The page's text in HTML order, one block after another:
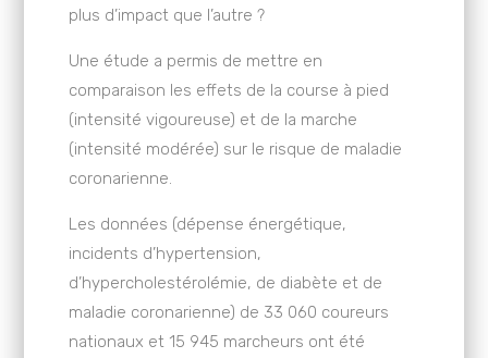
plus d’impact que l’autre ?
Une étude a permis de mettre en
comparaison les effets de la course à pied
(intensité vigoureuse) et de la marche
(intensité modérée) sur le risque de maladie
coronarienne.
Les données (dépense énergétique,
incidents d’hypertension,
d’hypercholestérolémie, de diabète et de
maladie coronarienne) de 33 060 coureurs
nationaux et 15 945 marcheurs ont été